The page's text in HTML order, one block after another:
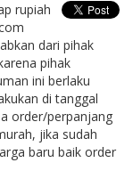
rupiah
dari pihak
pihak
ini berlaku
di tanggal
order/perpanjang
jika sudah
baru baik order